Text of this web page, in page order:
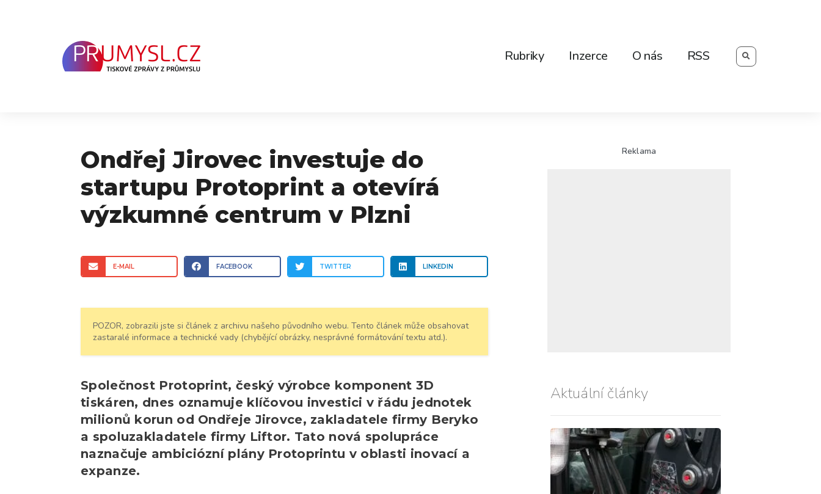
Rubriky Inzerce O nás RSS
Ondřej Jirovec investuje do
startupu Protoprint a otevírá
výzkumné centrum v Plzni
E-MAIL FACEBOOK TWITTER LINKEDIN
POZOR, zobrazili jste si článek z archivu našeho původního webu. Tento článek může obsahovat
zastaralé informace a technické vady (chybějící obrázky, nesprávné formátování textu atd.).
Společnost Protoprint, český výrobce komponent 3D
tiskáren, dnes oznamuje klíčovou investici v řádu jednotek
milionů korun od Ondřeje Jirovce, zakladatele firmy Beryko
a spoluzakladatele firmy Liftor. Tato nová spolupráce
naznačuje ambiciózní plány Protoprintu v oblasti inovací a
expanze.
Reklama
Aktuální články